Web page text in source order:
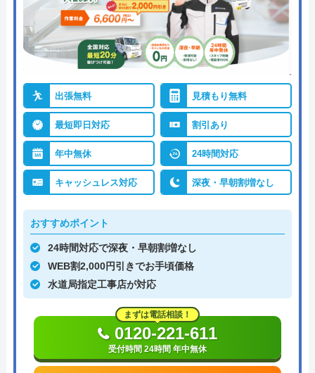
出張無料 見積もり無料
最短即日対応 割引あり
年中無休 24時間対応
キャッシュレス対応 深夜・早朝割増なし
おすすめポイント
24時間対応で深夜・早朝割増なし
WEB割2,000円引きでお手頃価格
水道局指定工事店が対応
まずは電話相談！
0120-221-611
受付時間 24時間 年中無休